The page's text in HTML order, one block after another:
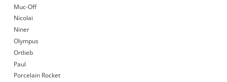
Muc-Off
Nicolai
Niner
Olympus
Ortlieb
Paul
Porcelain Rocket